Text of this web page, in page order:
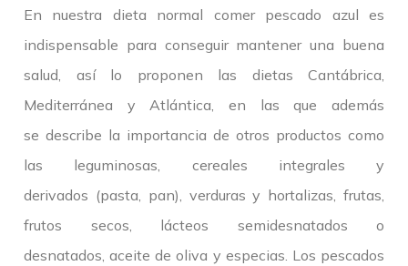
En nuestra dieta normal comer pescado azul es
indispensable para conseguir mantener una buena
salud, así lo proponen las dietas Cantábrica,
Mediterránea y Atlántica, en las que además
se describe la importancia de otros productos como
las leguminosas, cereales integrales y
derivados (pasta, pan), verduras y hortalizas, frutas,
frutos secos, lácteos semidesnatados o
desnatados, aceite de oliva y especias. Los pescados